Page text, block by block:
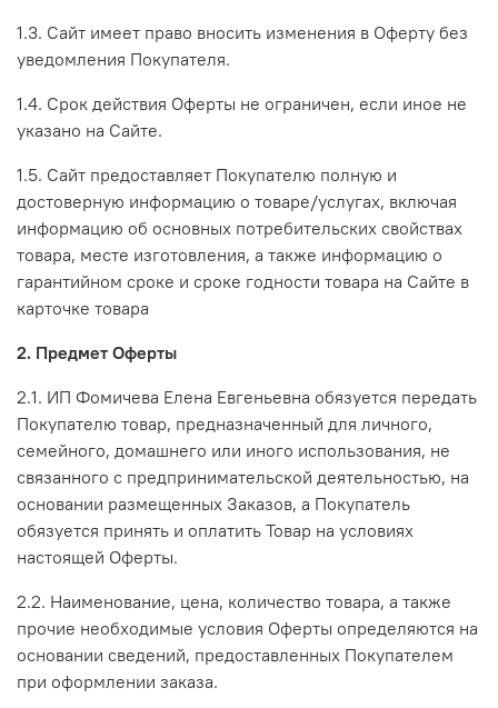
1.3. Сайт имеет право вносить изменения в Оферту без
уведомления Покупателя.
1.4. Срок действия Оферты не ограничен, если иное не
указано на Сайте.
1.5. Сайт предоставляет Покупателю полную и
достоверную информацию о товаре/услугах, включая
информацию об основных потребительских свойствах
товара, месте изготовления, а также информацию о
гарантийном сроке и сроке годности товара на Сайте в
карточке товара
2. Предмет Оферты
2.1. ИП Фомичева Елена Евгеньевна обязуется передать
Покупателю товар, предназначенный для личного,
семейного, домашнего или иного использования, не
связанного с предпринимательской деятельностью, на
основании размещенных Заказов, а Покупатель
обязуется принять и оплатить Товар на условиях
настоящей Оферты.
2.2. Наименование, цена, количество товара, а также
прочие необходимые условия Оферты определяются на
основании сведений, предоставленных Покупателем
при оформлении заказа.